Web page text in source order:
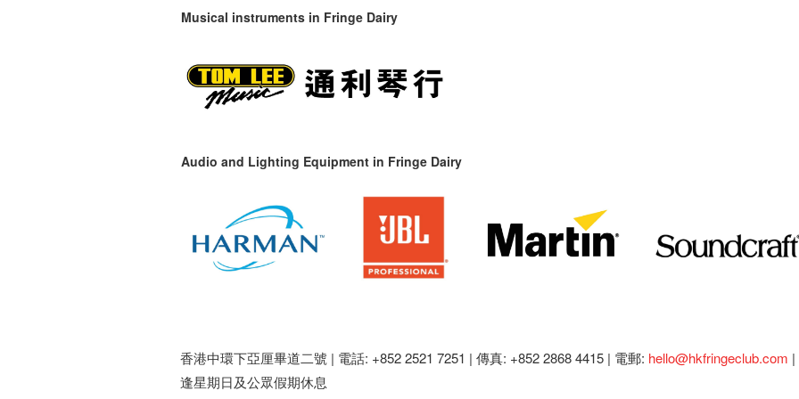
Musical instruments in Fringe Dairy
Audio and Lighting Equipment in Fringe Dairy
香港中環下亞厘畢道二號 | 電話: +852 2521 7251 | 傳真: +852 2868 4415 | 電郵: hello@hkfringeclub.com |
逢星期日及公眾假期休息